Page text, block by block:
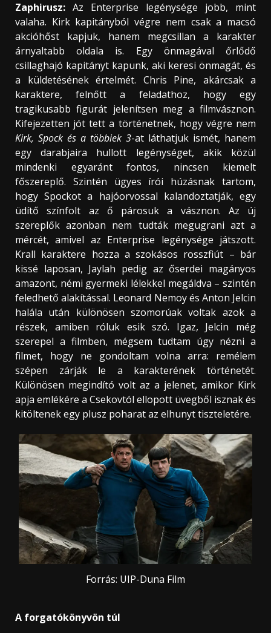
Zaphirusz: Az Enterprise legénysége jobb, mint
valaha. Kirk kapitányból végre nem csak a macsó
akcióhőst kapjuk, hanem megcsillan a karakter
árnyaltabb oldala is. Egy önmagával őrlődő
csillaghajó kapitányt kapunk, aki keresi önmagát, és
a küldetésének értelmét. Chris Pine, akárcsak a
karaktere, felnőtt a feladathoz, hogy egy
tragikusabb figurát jelenítsen meg a filmvásznon.
Kifejezetten jót tett a történetnek, hogy végre nem
Kirk, Spock és a többiek 3-at láthatjuk ismét, hanem
egy darabjaira hullott legénységet, akik közül
mindenki egyaránt fontos, nincsen kiemelt
főszereplő. Szintén ügyes írói húzásnak tartom,
hogy Spockot a hajóorvossal kalandoztatják, egy
üdítő színfolt az ő párosuk a vásznon. Az új
szereplők azonban nem tudták megugrani azt a
mércét, amivel az Enterprise legénysége játszott.
Krall karaktere hozza a szokásos rosszfiút – bár
kissé laposan, Jaylah pedig az őserdei magányos
amazont, némi gyermeki lélekkel megáldva – szintén
feledhető alakítással. Leonard Nemoy és Anton Jelcin
halála után különösen szomorúak voltak azok a
részek, amiben róluk esik szó. Igaz, Jelcin még
szerepel a filmben, mégsem tudtam úgy nézni a
filmet, hogy ne gondoltam volna arra: remélem
szépen zárják le a karakterének történetét.
Különösen megindító volt az a jelenet, amikor Kirk
apja emlékére a Csekovtól ellopott üvegből isznak és
kitöltenek egy plusz poharat az elhunyt tiszteletére.
Forrás: UIP-Duna Film
A forgatókönyvön túl